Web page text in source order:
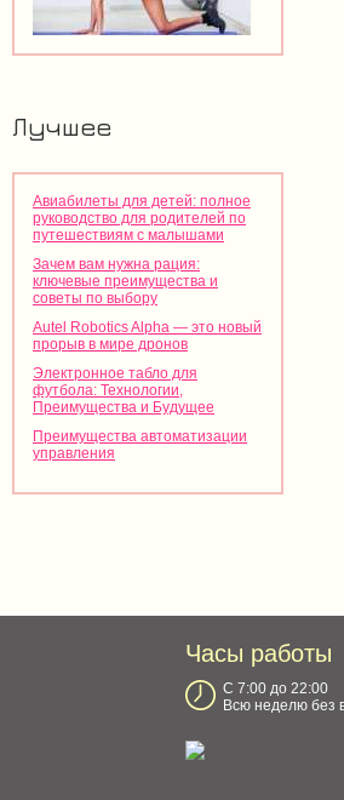
Лучшее
Авиабилеты для детей: полное
руководство для родителей по
путешествиям с малышами
Зачем вам нужна рация:
ключевые преимущества и
советы по выбору
Autel Robotics Alpha — это новый
прорыв в мире дронов
Электронное табло для
футбола: Технологии,
Преимущества и Будущее
Преимущества автоматизации
управления
Часы работы
С 7:00 до 22:00
Всю неделю без